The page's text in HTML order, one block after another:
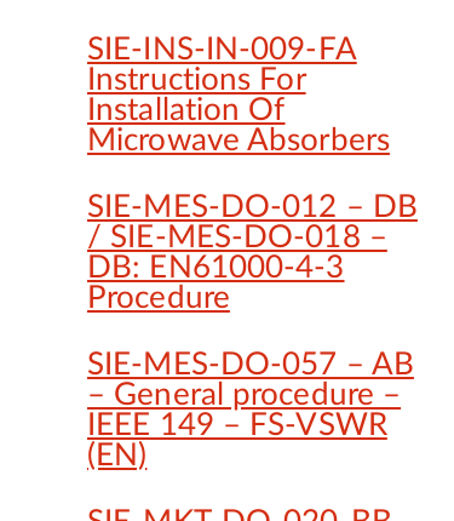
SIE-INS-IN-009-FA
Instructions For
Installation Of
Microwave Absorbers
SIE-MES-DO-012 – DB
/ SIE-MES-DO-018 –
DB: EN61000-4-3
Procedure
SIE-MES-DO-057 – AB
– General procedure –
IEEE 149 – FS-VSWR
(EN)